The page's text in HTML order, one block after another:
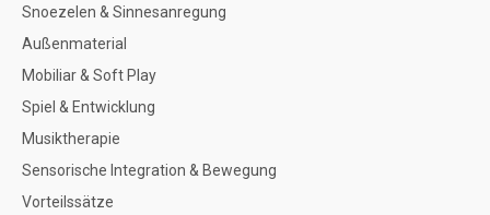
Snoezelen & Sinnesanregung
Außenmaterial
Mobiliar & Soft Play
Spiel & Entwicklung
Musiktherapie
Sensorische Integration & Bewegung
Vorteilssätze